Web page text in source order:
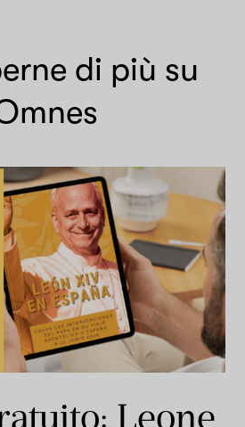
di più su
Leone